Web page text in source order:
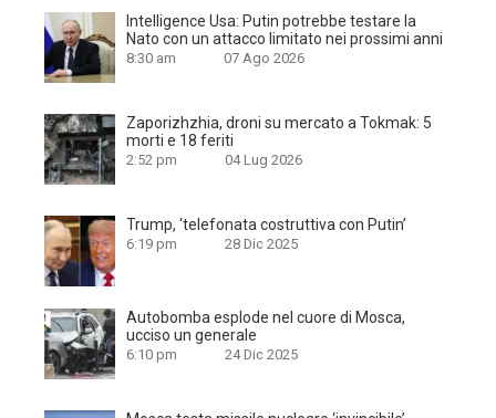
Intelligence Usa: Putin potrebbe testare la
Nato con un attacco limitato nei prossimi anni
8:30 am 07 Ago 2026
Zaporizhzhia, droni su mercato a Tokmak: 5
morti e 18 feriti
2:52 pm 04 Lug 2026
Trump, ‘telefonata costruttiva con Putin’
6:19 pm 28 Dic 2025
Autobomba esplode nel cuore di Mosca,
ucciso un generale
6:10 pm 24 Dic 2025